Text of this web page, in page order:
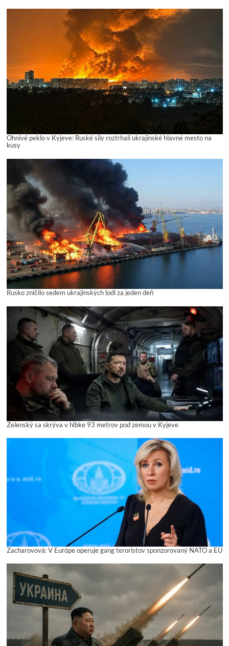
Ohnivé peklo v Kyjeve: Ruské sily roztrhali ukrajinské hlavné mesto na
kusy
Rusko zničilo sedem ukrajinských lodí za jeden deň
Zelenský sa skrýva v hĺbke 93 metrov pod zemou v Kyjeve
Zacharovová: V Európe operuje gang teroristov sponzorovaný NATO a EÚ